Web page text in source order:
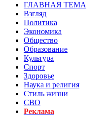
ГЛАВНАЯ ТЕМА
Взгляд
Политика
Экономика
Общество
Образование
Культура
Спорт
Здоровье
Наука и религия
Стиль жизни
СВО
Реклама